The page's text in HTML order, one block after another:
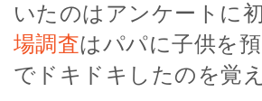
いたのはアンケートに
場調査はパパに子供を
でドキドキしたのを覚